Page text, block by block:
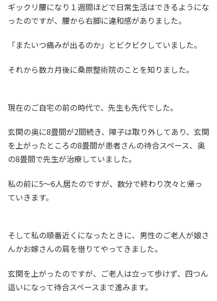
ギックリ腰になり１週間ほどで日常生活はできるようにな
ったのですが、腰から右脚に違和感がありました。
「またいつ痛みが出るのか」とビクビクしていました。
それから数カ月後に桑原整術院のことを知りました。
現在のご自宅の前の時代で、先生も先代でした。
玄関の奥に8畳間が2間続き、障子は取り外してあり、玄関
を上がったところの8畳間が患者さんの待合スペース、奥
の8畳間で先生が治療していました。
私の前に5～6人居たのですが、数分で終わり次々と帰っ
ていきます。
そして私の順番近くになったときに、男性のご老人が娘さ
んかお嫁さんの肩を借りてやってきました。
玄関を上がったのですが、ご老人は立って歩けず、四つん
這いになって待合スペースまで進みます。